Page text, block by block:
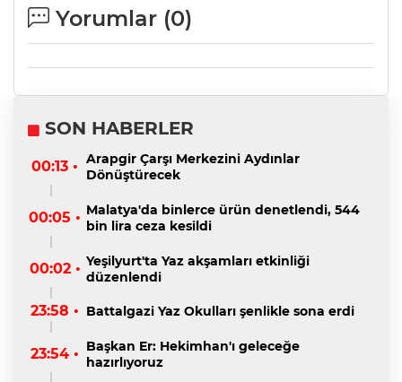
Yorumlar (0)
SON HABERLER
00:13 • Arapgir Çarşı Merkezini Aydınlar
Dönüştürecek
00:05 • Malatya'da binlerce ürün denetlendi, 544
bin lira ceza kesildi
00:02 • Yeşilyurt'ta Yaz akşamları etkinliği
düzenlendi
23:58 • Battalgazi Yaz Okulları şenlikle sona erdi
23:54 • Başkan Er: Hekimhan'ı geleceğe
hazırlıyoruz